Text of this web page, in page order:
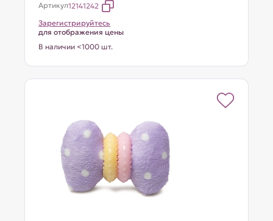
Артикул12141242
Зарегистрируйтесь
для отображения цены
В наличии <1000 шт.